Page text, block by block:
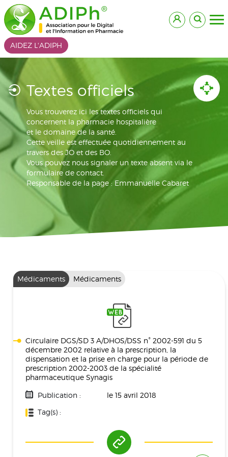
AIDEZ L'ADIPH
Textes officiels
Vous trouverez ici les textes officiels qui
concernent la pharmacie hospitalière
et le domaine de la santé.
Cette veille est effectuée quotidiennement au
travers des JO et des BO.
Vous pouvez nous signaler un texte absent via le
formulaire de contact.
Responsable de la page : Emmanuelle Cabaret
Médicaments Médicaments
Circulaire DGS/SD 3 A/DHOS/DSS n° 2002-591 du 5
décembre 2002 relative à la prescription, la
dispensation et la prise en charge pour la période de
prescription 2002-2003 de la spécialité
pharmaceutique Synagis
Publication :
le 15 avril 2018
Tag(s) :